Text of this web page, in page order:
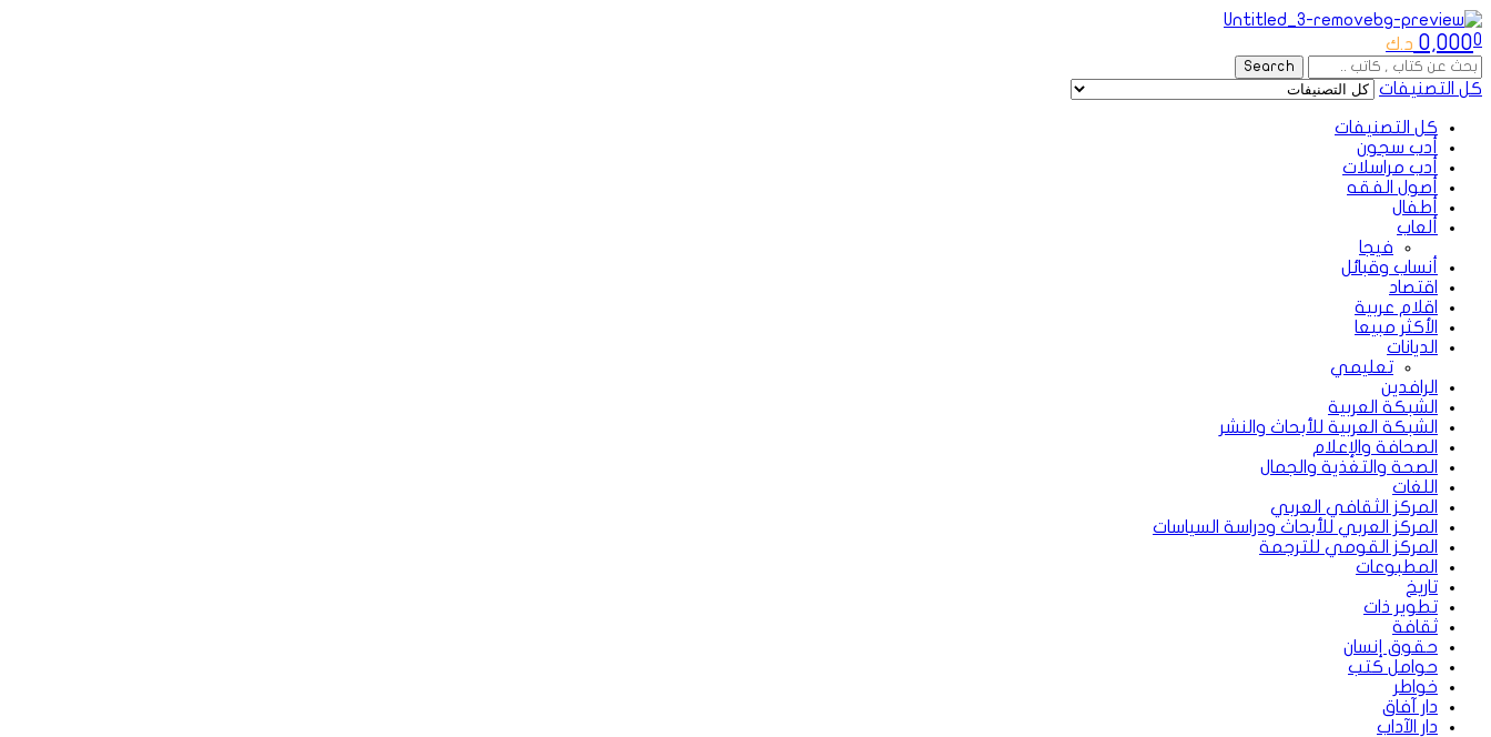
Menu
0
0,000 د.ك
Search
for:
Search
كل التصنيفات
كل التصنيفات
أدب سجون
أدب مراسلات
أصول الفقه
أطفال
ألعاب
فيجا
أنساب وقبائل
اقتصاد
اقلام عربية
الأكثر مبيعا
الديانات
تعليمي
الرافدين
الشبكة العربية
الشبكة العربية للأبحاث والنشر
الصحافة والإعلام
الصحة والتغذية والجمال
اللغات
المركز الثقافي العربي
المركز العربي للأبحاث ودراسة السياسات
المركز القومي للترجمة
المطبوعات
تاريخ
تطوير ذات
ثقافة
حقوق إنسان
حوامل كتب
خواطر
دار آفاق
دار الآداب